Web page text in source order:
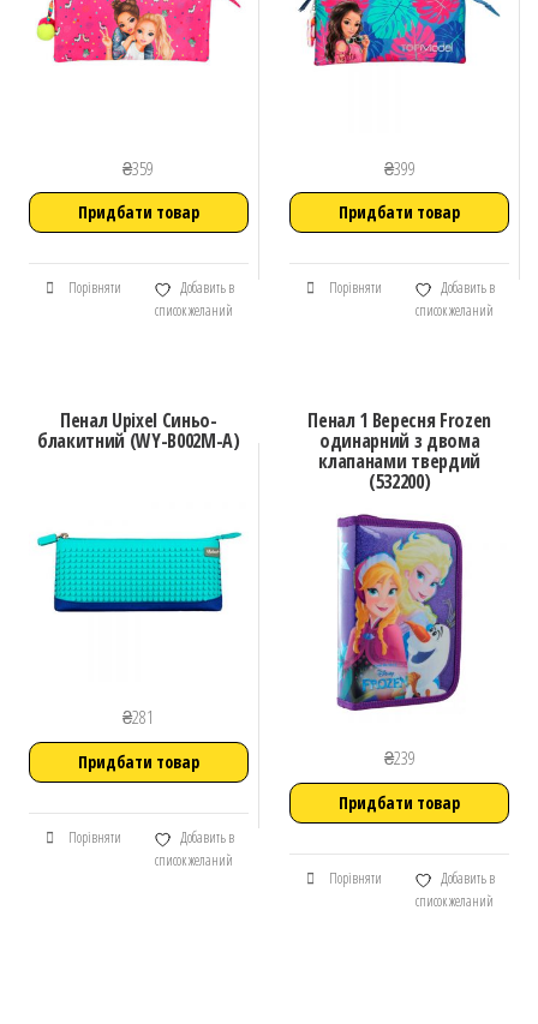
₴359
Придбати товар
Порівняти
Добавить в
список желаний
₴399
Придбати товар
Порівняти
Добавить в
список желаний
Пенал Upixel Синьо-
блакитний (WY-B002M-A)
₴281
Придбати товар
Порівняти
Добавить в
список желаний
Пенал 1 Вересня Frozen
одинарний з двома
клапанами твердий
(532200)
₴239
Придбати товар
Порівняти
Добавить в
список желаний